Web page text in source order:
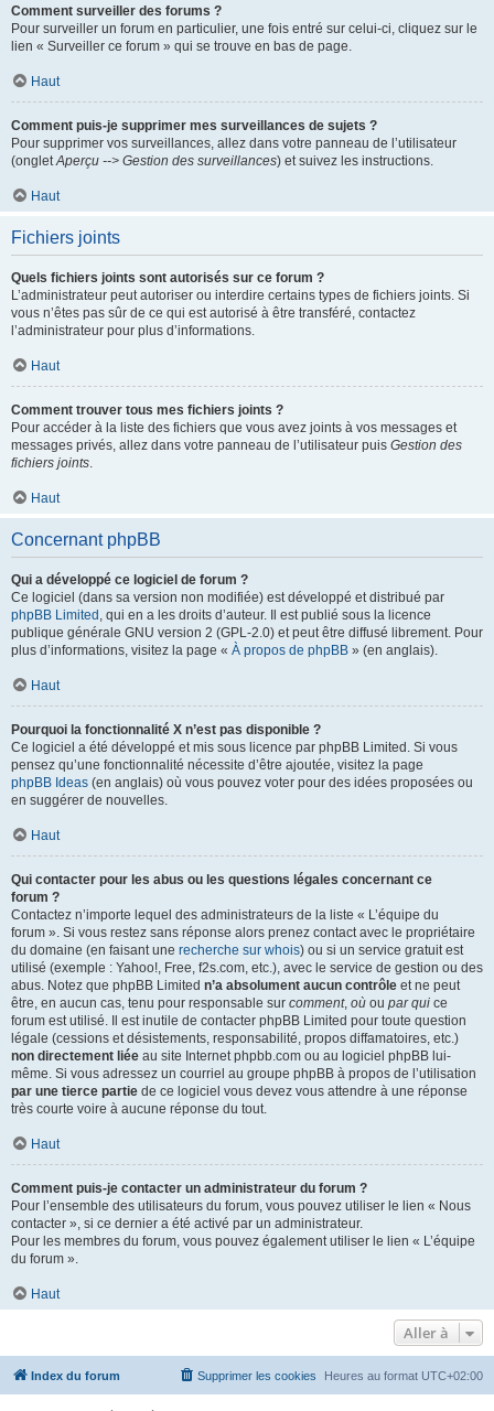
Comment surveiller des forums ?
Pour surveiller un forum en particulier, une fois entré sur celui-ci, cliquez sur le
lien « Surveiller ce forum » qui se trouve en bas de page.
Haut
Comment puis-je supprimer mes surveillances de sujets ?
Pour supprimer vos surveillances, allez dans votre panneau de l’utilisateur
(ongletAperçu --> Gestion des surveillances) et suivez les instructions.
Haut
Fichiers joints
Quels fichiers joints sont autorisés sur ce forum ?
L’administrateur peut autoriser ou interdire certains types de fichiers joints. Si
vous n’êtes pas sûr de ce qui est autorisé à être transféré, contactez
l’administrateur pour plus d’informations.
Haut
Comment trouver tous mes fichiers joints ?
Pour accéder à la liste des fichiers que vous avez joints à vos messages et
messages privés, allez dans votre panneau de l’utilisateur puis Gestion des
fichiers joints.
Haut
Concernant phpBB
Qui a développé ce logiciel de forum ?
Ce logiciel (dans sa version non modifiée) est développé et distribué par
phpBB Limited , qui en a les droits d’auteur. Il est publié sous la licence
publique générale GNU version 2 (GPL-2.0) et peut être diffusé librement. Pour
plus d’informations, visitez la page « À propos de phpBB » (en anglais).
Haut
Pourquoi la fonctionnalité X n’est pas disponible ?
Ce logiciel a été développé et mis sous licence par phpBB Limited. Si vous
pensez qu’une fonctionnalité nécessite d’être ajoutée, visitez la page
phpBB Ideas (en anglais) où vous pouvez voter pour des idées proposées ou
en suggérer de nouvelles.
Haut
Qui contacter pour les abus ou les questions légales concernant ce
forum ?
Contactez n’importe lequel des administrateurs de la liste « L’équipe du
forum ». Si vous restez sans réponse alors prenez contact avec le propriétaire
du domaine (en faisant une recherche sur whois) ou si un service gratuit est
utilisé (exemple : Yahoo!, Free, f2s.com, etc.), avec le service de gestion ou des
abus. Notez que phpBB Limited n’a absolument aucun contrôle et ne peut
être, en aucun cas, tenu pour responsable sur comment, où ou par qui ce
forum est utilisé. Il est inutile de contacter phpBB Limited pour toute question
légale (cessions et désistements, responsabilité, propos diffamatoires, etc.)
non directement liée au site Internet phpbb.com ou au logiciel phpBB lui-
même. Si vous adressez un courriel au groupe phpBB à propos de l’utilisation
par une tierce partie de ce logiciel vous devez vous attendre à une réponse
très courte voire à aucune réponse du tout.
Haut
Comment puis-je contacter un administrateur du forum ?
Pour l’ensemble des utilisateurs du forum, vous pouvez utiliser le lien « Nous
contacter », si ce dernier a été activé par un administrateur.
Pour les membres du forum, vous pouvez également utiliser le lien « L’équipe
du forum ».
Haut
Aller à
Index du forum Heures au format UTC+02:00
Supprimer les cookies